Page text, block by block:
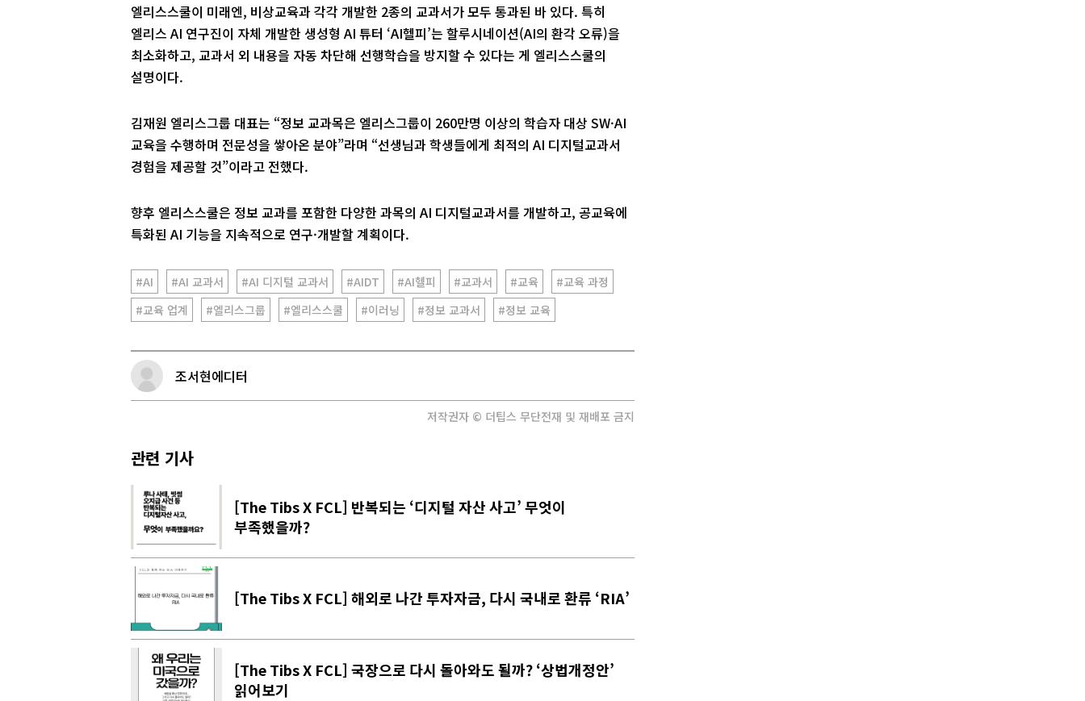
엘리스스쿨이 미래엔, 비상교육과 각각 개발한 2종의 교과서가 모두 통과된 바 있다. 특히
엘리스 AI 연구진이 자체 개발한 생성형 AI 튜터 ‘AI헬피’는 할루시네이션(AI의 환각 오류)을
최소화하고, 교과서 외 내용을 자동 차단해 선행학습을 방지할 수 있다는 게 엘리스스쿨의
설명이다.
김재원 엘리스그룹 대표는 “정보 교과목은 엘리스그룹이 260만명 이상의 학습자 대상 SW·AI
교육을 수행하며 전문성을 쌓아온 분야”라며 “선생님과 학생들에게 최적의 AI 디지털교과서
경험을 제공할 것”이라고 전했다.
향후 엘리스스쿨은 정보 교과를 포함한 다양한 과목의 AI 디지털교과서를 개발하고, 공교육에
특화된 AI 기능을 지속적으로 연구·개발할 계획이다.
#AI #AI 교과서 #AI 디지털 교과서 #AIDT #AI헬피 #교과서 #교육
#교육 과정
#교육 업계
#엘리스그룹 #엘리스스쿨 #이러닝 #정보 교과서 #정보 교육
조서현에디터
저작권자 © 더팁스 무단전재 및 재배포 금지
관련 기사
[The Tibs X FCL] 반복되는 ‘디지털 자산 사고’ 무엇이
부족했을까?
[The Tibs X FCL] 해외로 나간 투자자금, 다시 국내로 환류 ‘RIA’
[The Tibs X FCL] 국장으로 다시 돌아와도 될까? ‘상법개정안’
읽어보기